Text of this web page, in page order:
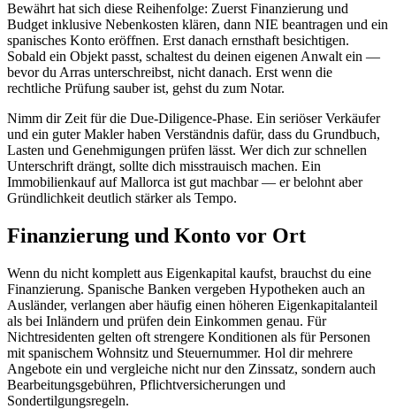
Bewährt hat sich diese Reihenfolge: Zuerst Finanzierung und
Budget inklusive Nebenkosten klären, dann NIE beantragen und ein
spanisches Konto eröffnen. Erst danach ernsthaft besichtigen.
Sobald ein Objekt passt, schaltest du deinen eigenen Anwalt ein —
bevor du Arras unterschreibst, nicht danach. Erst wenn die
rechtliche Prüfung sauber ist, gehst du zum Notar.
Nimm dir Zeit für die Due-Diligence-Phase. Ein seriöser Verkäufer
und ein guter Makler haben Verständnis dafür, dass du Grundbuch,
Lasten und Genehmigungen prüfen lässt. Wer dich zur schnellen
Unterschrift drängt, sollte dich misstrauisch machen. Ein
Immobilienkauf auf Mallorca ist gut machbar — er belohnt aber
Gründlichkeit deutlich stärker als Tempo.
Finanzierung und Konto vor Ort
Wenn du nicht komplett aus Eigenkapital kaufst, brauchst du eine
Finanzierung. Spanische Banken vergeben Hypotheken auch an
Ausländer, verlangen aber häufig einen höheren Eigenkapitalanteil
als bei Inländern und prüfen dein Einkommen genau. Für
Nichtresidenten gelten oft strengere Konditionen als für Personen
mit spanischem Wohnsitz und Steuernummer. Hol dir mehrere
Angebote ein und vergleiche nicht nur den Zinssatz, sondern auch
Bearbeitungsgebühren, Pflichtversicherungen und
Sondertilgungsregeln.